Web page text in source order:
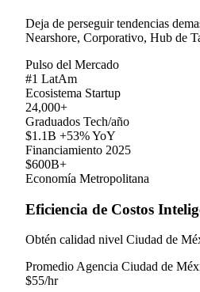
Deja de perseguir tendencias
Nearshore, Corporativo, Hub de
Pulso del Mercado
#1 LatAm
Ecosistema Startup
24,000+
Graduados Tech/año
$1.1B +53% YoY
Financiamiento 2025
$600B+
Economía Metropolitana
Eficiencia de Costos
Obtén calidad nivel Ciudad de
Promedio Agencia Ciudad de
$55/hr